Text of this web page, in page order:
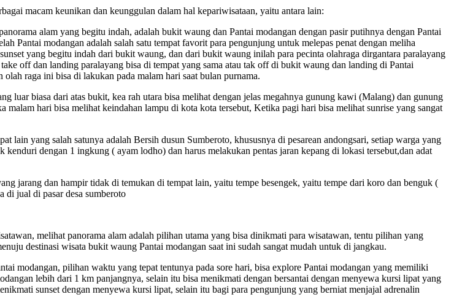
macam keunikan dan keunggulan dalam hal kepariwisataan, yaitu antara lain:
alam yang begitu indah, adalah bukit waung dan Pantai modangan dengan pasir putihnya dengan Pantai
Pantai modangan adalah salah satu tempat favorit para pengunjung untuk melepas penat dengan meliha
yang begitu indah dari bukit waung, dan dari bukit waung inilah para pecinta olahraga dirgantara paralayang
off dan landing paralayang bisa di tempat yang sama atau tak off di bukit waung dan landing di Pantai
raga ini bisa di lakukan pada malam hari saat bulan purnama.
luar biasa dari atas bukit, kea rah utara bisa melihat dengan jelas megahnya gunung kawi (Malang) dan gunung
hari bisa melihat keindahan lampu di kota kota tersebut, Ketika pagi hari bisa melihat sunrise yang sangat
lain yang salah satunya adalah Bersih dusun Sumberoto, khususnya di pesarean andongsari, setiap warga yang
dengan 1 ingkung ( ayam lodho) dan harus melakukan pentas jaran kepang di lokasi tersebut,dan adat
jarang dan hampir tidak di temukan di tempat lain, yaitu tempe besengek, yaitu tempe dari koro dan benguk (
di jual di pasar desa sumberoto
melihat panorama alam adalah pilihan utama yang bisa dinikmati para wisatawan, tentu pilihan yang
destinasi wisata bukit waung Pantai modangan saat ini sudah sangat mudah untuk di jangkau.
modangan, pilihan waktu yang tepat tentunya pada sore hari, bisa explore Pantai modangan yang memiliki
lebih dari 1 km panjangnya, selain itu bisa menikmati dengan bersantai dengan menyewa kursi lipat yang
sunset dengan menyewa kursi lipat, selain itu bagi para pengunjung yang berniat menjajal adrenalin